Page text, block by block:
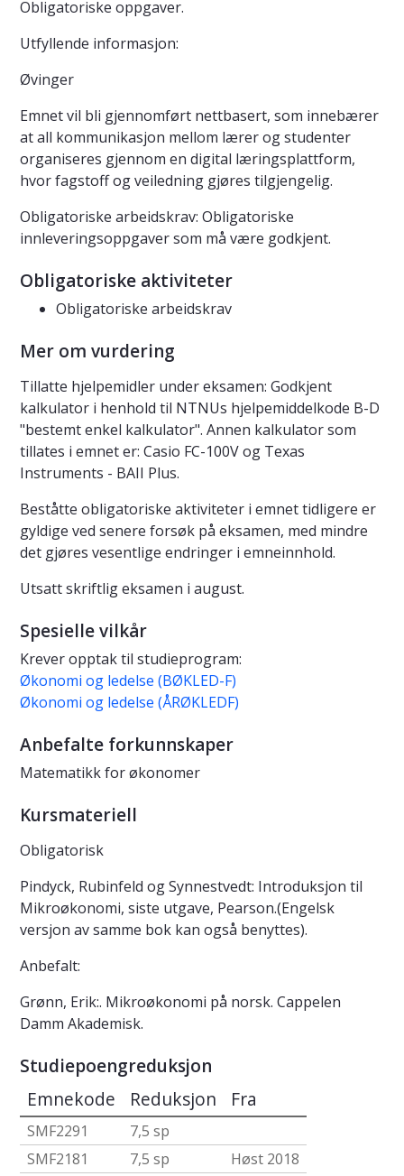
Obligatoriske oppgaver.
Utfyllende informasjon:
Øvinger
Emnet vil bli gjennomført nettbasert, som innebærer
at all kommunikasjon mellom lærer og studenter
organiseres gjennom en digital læringsplattform,
hvor fagstoff og veiledning gjøres tilgjengelig.
Obligatoriske arbeidskrav: Obligatoriske
innleveringsoppgaver som må være godkjent.
Obligatoriske aktiviteter
Obligatoriske arbeidskrav
Mer om vurdering
Tillatte hjelpemidler under eksamen: Godkjent
kalkulator i henhold til NTNUs hjelpemiddelkode B-D
"bestemt enkel kalkulator". Annen kalkulator som
tillates i emnet er: Casio FC-100V og Texas
Instruments - BAII Plus.
Beståtte obligatoriske aktiviteter i emnet tidligere er
gyldige ved senere forsøk på eksamen, med mindre
det gjøres vesentlige endringer i emneinnhold.
Utsatt skriftlig eksamen i august.
Spesielle vilkår
Krever opptak til studieprogram:
Økonomi og ledelse (BØKLED-F)
Økonomi og ledelse (ÅRØKLEDF)
Anbefalte forkunnskaper
Matematikk for økonomer
Kursmateriell
Obligatorisk
Pindyck, Rubinfeld og Synnestvedt: Introduksjon til
Mikroøkonomi, siste utgave, Pearson.(Engelsk
versjon av samme bok kan også benyttes).
Anbefalt:
Grønn, Erik:. Mikroøkonomi på norsk. Cappelen
Damm Akademisk.
Studiepoengreduksjon
Emnekode Reduksjon Fra
SMF2291
7,5 sp
SMF2181
7,5 sp
Høst 2018